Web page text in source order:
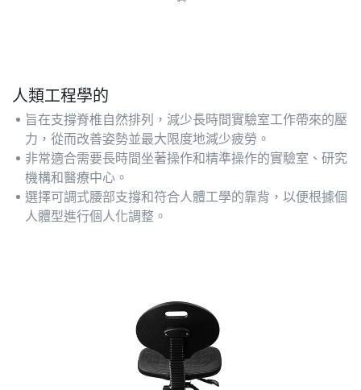
人類工程學的
旨在支撐脊椎自然排列，減少長時間實驗室工作帶來的壓
力，從而改善姿勢並最大限度地減少疲勞。
非常適合需要長時間坐著操作和精準操作的實驗室、研究
機構和醫療中心。
選擇可調式腰部支撐和符合人體工學的靠背，以便根據個
人體型進行個人化調整。